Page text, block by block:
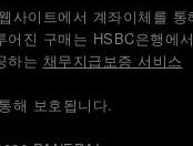
사이트에서 계좌이체를 통
어진 구매는 HSBC은행에서
하는 채무지급보증 서비스
해 보호됩니다.